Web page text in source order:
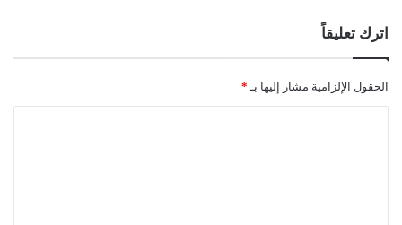
اترك تعليقاً
الحقول الإلزامية مشار إليها بـ *